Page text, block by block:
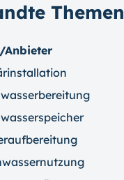
Themen
Anbieter